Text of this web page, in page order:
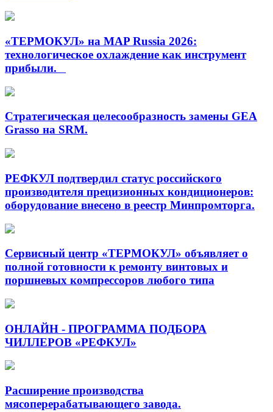
«ТЕРМОКУЛ» на MAP Russia 2026:
технологическое охлаждение как инструмент
прибыли.
Стратегическая целесообразность замены GEA
Grasso на SRM.
РЕФКУЛ подтвердил статус российского
производителя прецизионных кондиционеров:
оборудование внесено в реестр Минпромторга.
Сервисный центр «ТЕРМОКУЛ» объявляет о
полной готовности к ремонту винтовых и
поршневых компрессоров любого типа
ОНЛАЙН - ПРОГРАММА ПОДБОРА
ЧИЛЛЕРОВ «РЕФКУЛ»
Расширение производства
мясоперерабатывающего завода.